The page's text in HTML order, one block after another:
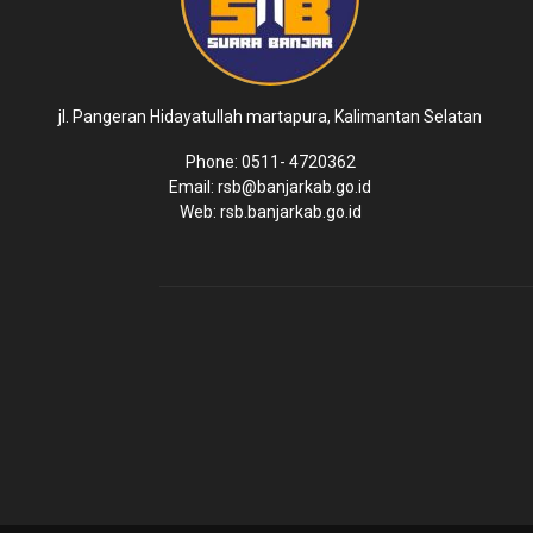
jl. Pangeran Hidayatullah martapura, Kalimantan Selatan
Phone: 0511- 4720362
Email: rsb@banjarkab.go.id
Web: rsb.banjarkab.go.id